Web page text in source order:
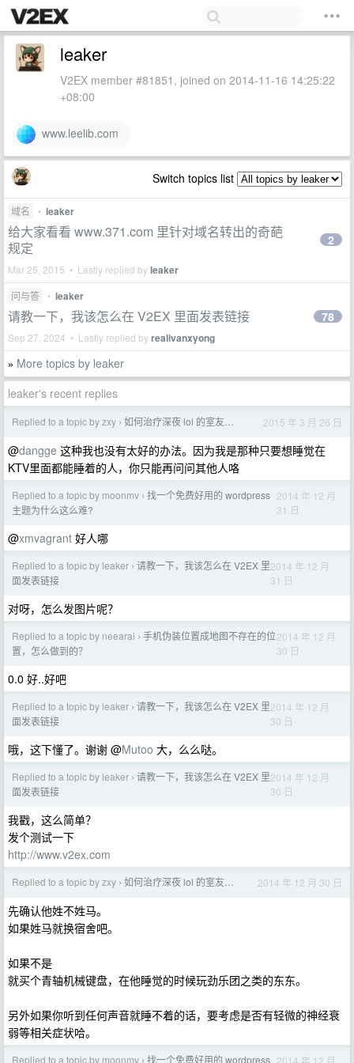
leaker
V2EX member #81851, joined on 2014-11-16 14:25:22
+08:00
www.leelib.com
Switch topics list
域名 • leaker
给大家看看 www.371.com 里针对域名转出的奇葩
规定
Mar 25, 2015 • Lastly replied byleaker
2
问与答 • leaker
请教一下，我该怎么在 V2EX 里面发表链接
Sep 27, 2024 • Lastly replied byrealivanxyong
78
» More topics by leaker
leaker's recent replies
Replied to a topic by zxy › 如何治疗深夜 lol 的室友… 2015 年 3 月 26 日
@dangge 这种我也没有太好的办法。因为我是那种只要想睡觉在
KTV里面都能睡着的人，你只能再问问其他人咯
Replied to a topic by moonmv › 找一个免费好用的 wordpress
主题为什么这么难?
2014 年 12 月
31 日
@xmvagrant 好人哪
Replied to a topic by leaker › 请教一下，我该怎么在 V2EX 里
面发表链接
2014 年 12 月
31 日
对呀，怎么发图片呢？
Replied to a topic by neearai › 手机伪装位置成地图不存在的位
置，怎么做到的？
2014 年 12 月
30 日
0.0 好..好吧
Replied to a topic by leaker › 请教一下，我该怎么在 V2EX 里
面发表链接
2014 年 12 月
30 日
哦，这下懂了。谢谢 @Mutoo 大，么么哒。
Replied to a topic by leaker › 请教一下，我该怎么在 V2EX 里
面发表链接
2014 年 12 月
30 日
我戳，这么简单？
发个测试一下
http://www.v2ex.com
Replied to a topic by zxy › 如何治疗深夜 lol 的室友… 2014 年 12 月 30 日
先确认他姓不姓马。
如果姓马就换宿舍吧。
如果不是
就买个青轴机械键盘，在他睡觉的时候玩劲乐团之类的东东。
另外如果你听到任何声音就睡不着的话，要考虑是否有轻微的神经衰
弱等相关症状哈。
Replied to a topic by moonmv › 找一个免费好用的 wordpress 2014 年 12 月